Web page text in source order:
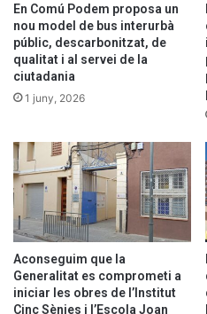
En Comú Podem proposa un
nou model de bus interurbà
públic, descarbonitzat, de
qualitat i al servei de la
ciutadania
1 juny, 2026
Aconseguim que la
Generalitat es comprometi a
iniciar les obres de l’Institut
Cinc Sènies i l’Escola Joan